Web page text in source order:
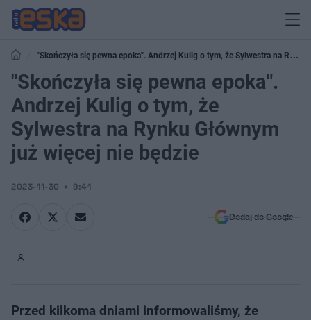
"Skończyła się pewna epoka". Andrzej Kulig o tym, że Sylwestra na Rynku
Głównym już więcej nie będzie
"Skończyła się pewna epoka".
Andrzej Kulig o tym, że
Sylwestra na Rynku Głównym
już więcej nie będzie
2023-11-30 9:41
Dodaj do Google
Przed kilkoma dniami informowaliśmy, że